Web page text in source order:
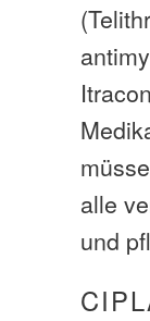
alle
und